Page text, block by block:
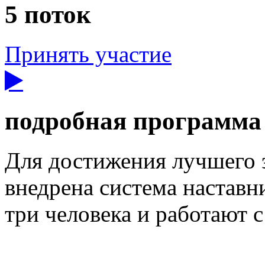
5 поток
Принять участие
подробная
Для достижения лучшего
внедрена система
три человека и работают